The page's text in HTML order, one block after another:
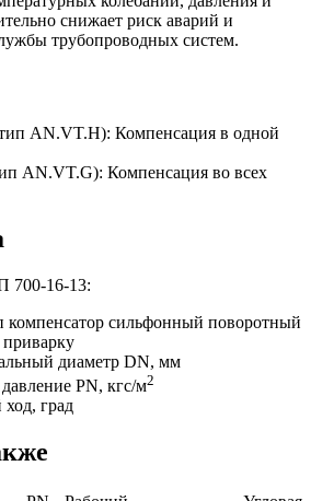
снижает риск аварий и
трубопроводных систем.
AN.VT.H): Компенсация в одной
AN.VT.G): Компенсация во всех
700-16-13:
сильфонный поворотный
диаметр DN, мм
PN, кгc/м2
град